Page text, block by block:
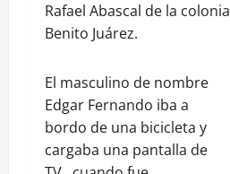
Rafael Abascal de la colonia
Benito Juárez.
El masculino de nombre
Edgar Fernando iba a
bordo de una bicicleta y
cargaba una pantalla de